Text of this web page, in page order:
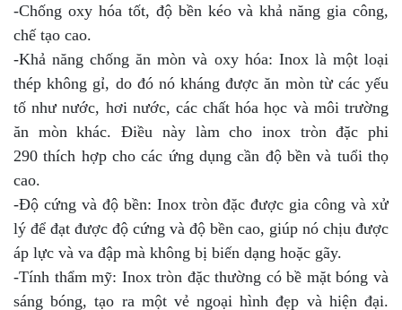
-Chống oxy hóa tốt, độ bền kéo và khả năng gia công,
chế tạo cao.
-Khả năng chống ăn mòn và oxy hóa: Inox là một loại
thép không gỉ, do đó nó kháng được ăn mòn từ các yếu
tố như nước, hơi nước, các chất hóa học và môi trường
ăn mòn khác. Điều này làm cho inox tròn đặc phi
290 thích hợp cho các ứng dụng cần độ bền và tuổi thọ
cao.
-Độ cứng và độ bền: Inox tròn đặc được gia công và xử
lý để đạt được độ cứng và độ bền cao, giúp nó chịu được
áp lực và va đập mà không bị biến dạng hoặc gãy.
-Tính thẩm mỹ: Inox tròn đặc thường có bề mặt bóng và
sáng bóng, tạo ra một vẻ ngoại hình đẹp và hiện đại.